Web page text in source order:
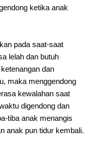
ketika anak
pada saat-saat
lelah dan butuh
dan
maka menggendong
kewalahan saat
digendong dan
tiba anak menangis
anak pun tidur kembali.